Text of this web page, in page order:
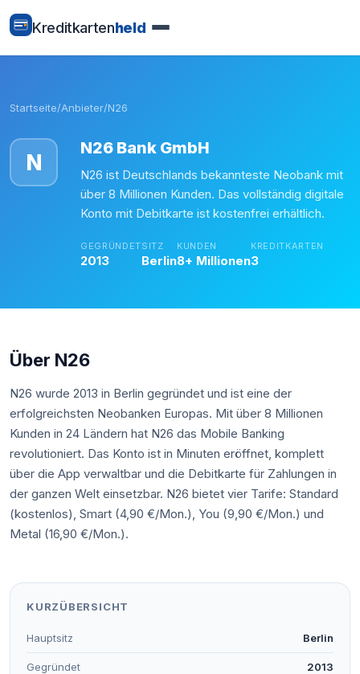
Kreditkartenheld
Startseite/Anbieter/N26
N
N26 Bank GmbH
N26 ist Deutschlands bekannteste Neobank mit
über 8 Millionen Kunden. Das vollständig digitale
Konto mit Debitkarte ist kostenfrei erhältlich.
GEGRÜNDET
2013
SITZ
Berlin
KUNDEN
8+ Millionen
KREDITKARTEN
3
Über N26
N26 wurde 2013 in Berlin gegründet und ist eine der
erfolgreichsten Neobanken Europas. Mit über 8 Millionen
Kunden in 24 Ländern hat N26 das Mobile Banking
revolutioniert. Das Konto ist in Minuten eröffnet, komplett
über die App verwaltbar und die Debitkarte für Zahlungen in
der ganzen Welt einsetzbar. N26 bietet vier Tarife: Standard
(kostenlos), Smart (4,90 €/Mon.), You (9,90 €/Mon.) und
Metal (16,90 €/Mon.).
KURZÜBERSICHT
Hauptsitz Berlin
Gegründet 2013